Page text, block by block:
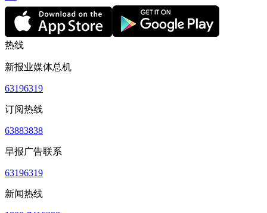
热线
新报业媒体总机
63196319
订阅热线
63883838
早报广告联系
63196319
新闻热线